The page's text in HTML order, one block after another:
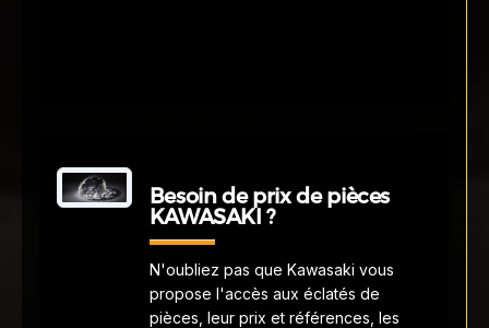
Besoin de prix de pièces
KAWASAKI ?
N'oubliez pas que Kawasaki vous
propose l'accès aux éclatés de
pièces, leur prix et références, les